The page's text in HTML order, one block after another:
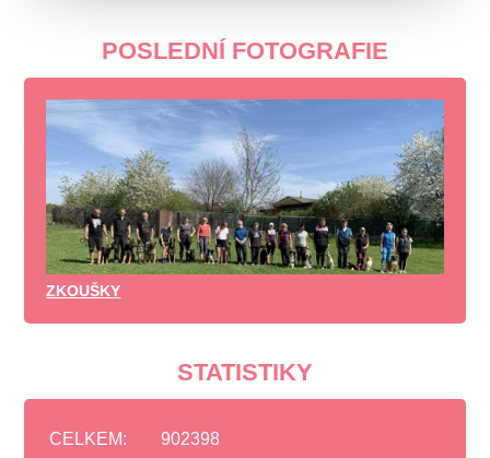
POSLEDNÍ FOTOGRAFIE
ZKOUŠKY
STATISTIKY
CELKEM:
902398